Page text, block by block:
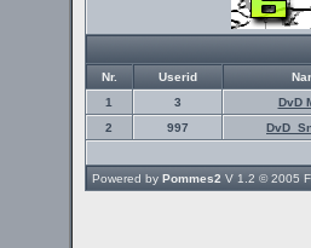
Nr. Userid
1
3 DvD
2
997
Powered by Pommes2 V 1.2 © 2005